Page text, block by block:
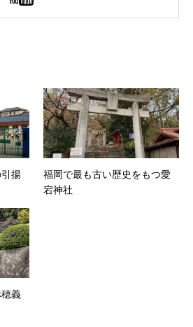
ら嬉しいです！
揚
福岡で最も古い歴史をもつ愛
宕神社
義